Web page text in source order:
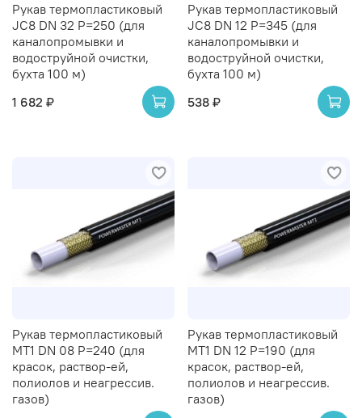
Рукав термопластиковый
JC8 DN 32 P=250 (для
каналопромывки и
водоструйной очистки,
бухта 100 м)
1 682 ₽
Рукав термопластиковый
JC8 DN 12 P=345 (для
каналопромывки и
водоструйной очистки,
бухта 100 м)
538 ₽
Рукав термопластиковый
MT1 DN 08 P=240 (для
красок, раствор-ей,
полиолов и неагрессив.
газов)
Рукав термопластиковый
MT1 DN 12 P=190 (для
красок, раствор-ей,
полиолов и неагрессив.
газов)